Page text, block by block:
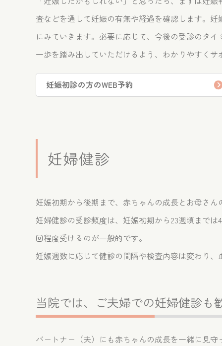
査などを通して妊娠の有無や経過を確認します。
にみていきます。必要に応じて、今後の受診のタ
一歩を踏み出していただけるよう、わかりやすくサ
妊娠初診の方のWEB予約
妊婦健診
妊娠初期から後期まで、赤ちゃんの成長とお母さ
妊婦健診の受診頻度は、妊娠初期から23週頃まで
回程度受けるのが一般的です。
妊娠週数に応じて健診の間隔や検査内容は変わり
当院では、ご夫婦での妊婦健診も
パートナー（夫）にも赤ちゃんの成長を一緒に見